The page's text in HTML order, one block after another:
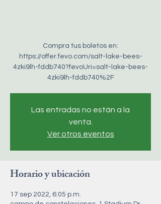
Compra tus boletos en:
https://offer.fevo.com/salt-lake-bees-
4zki9lh-fddb740?fevoUri=salt-lake-bees-
4zki9lh-fddb740%2F
Las entradas no están a la
venta.
Ver otros eventos
Horario y ubicación
17 sep 2022, 6:05 p.m.